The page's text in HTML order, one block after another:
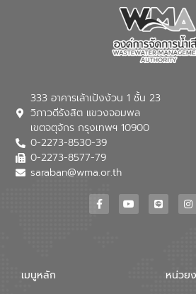
(อจน.) มาผส
เทคโนโลยีโค
ของอีสท์ วอ
เทคโนโลยีก
Reuse) และ
ใช้น้ำที่พุ่งสูง
การองค์การ
เพื่อสนับสนุ
ขณะที่ นาย
สมดุลทางเ
333 อาคารเล้าเป้งง้วน 1 ชั้น 23
วิภาวดีรังสิต แขวงจอมพล
เขตจตุจักร กรุงเทพฯ 10900
0-2273-8530-39
0-2273-8577-79
saraban@wma.or.th
เมนูหลัก หน่วย